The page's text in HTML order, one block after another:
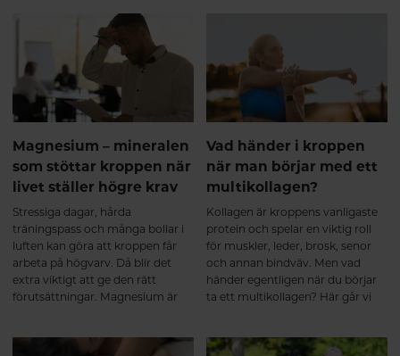
en normal benstomme.
Magnesium – mineralen
som stöttar kroppen när
livet ställer högre krav
Stressiga dagar, hårda
träningspass och många bollar i
luften kan göra att kroppen får
arbeta på högvarv. Då blir det
extra viktigt att ge den rätt
förutsättningar. Magnesium är
Vad händer i kroppen
när man börjar med ett
multikollagen?
Kollagen är kroppens vanligaste
protein och spelar en viktig roll
för muskler, leder, brosk, senor
och annan bindväv. Men vad
händer egentligen när du börjar
ta ett multikollagen? Här går vi
kroppen, vad som sker under de